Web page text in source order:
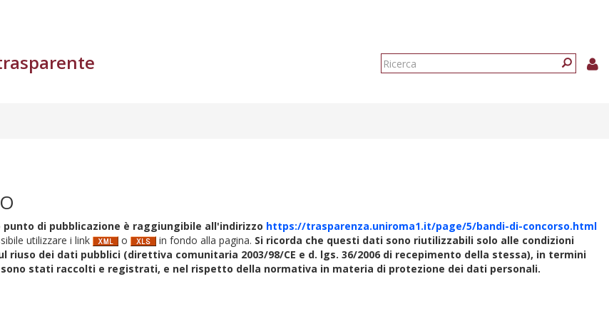
Form
punto di pubblicazione è raggiungibile all'indirizzo https://trasparenza.uniroma1.it/page/5/bandi-di-concorso.html
utilizzare i link
o in fondo alla pagina. Si ricorda che questi dati sono riutilizzabili solo alle condizioni
dei dati pubblici (direttiva comunitaria 2003/98/CE e d. lgs. 36/2006 di recepimento della stessa), in termini
stati raccolti e registrati, e nel rispetto della normativa in materia di protezione dei dati personali.